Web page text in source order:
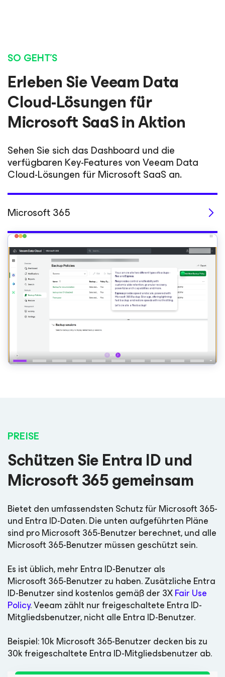
SO GEHT'S
Erleben Sie Veeam Data
Cloud-Lösungen für
Microsoft SaaS in Aktion
Sehen Sie sich das Dashboard und die
verfügbaren Key-Features von Veeam Data
Cloud-Lösungen für Microsoft SaaS an.
Microsoft 365
PREISE
Schützen Sie Entra ID und
Microsoft 365 gemeinsam
Bietet den umfassendsten Schutz für Microsoft 365-
und Entra ID-Daten. Die unten aufgeführten Pläne
sind pro Microsoft 365-Benutzer berechnet, und alle
Microsoft 365-Benutzer müssen geschützt sein.
Es ist üblich, mehr Entra ID-Benutzer als
Microsoft 365-Benutzer zu haben. Zusätzliche Entra
ID-Benutzer sind kostenlos gemäß der 3XFair Use
Policy. Veeam zählt nur freigeschaltete Entra ID-
Mitgliedsbenutzer, nicht alle Entra ID-Benutzer.
Beispiel: 10k Microsoft 365-Benutzer decken bis zu
30k freigeschaltete Entra ID-Mitgliedsbenutzer ab.